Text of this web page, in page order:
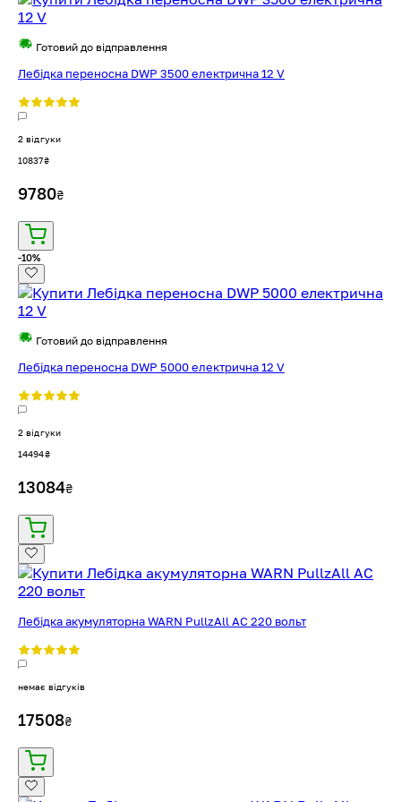
Готовий до відправлення
Лебідка переносна DWP 3500 електрична 12 V
2 відгуки
10837₴
9780₴
-10%
Готовий до відправлення
Лебідка переносна DWP 5000 електрична 12 V
2 відгуки
14494₴
13084₴
Лебідка акумуляторна WARN PullzAll AC 220 вольт
немає відгуків
17508₴